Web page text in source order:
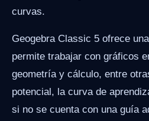
curvas.
Geogebra Classic 5 ofrece
permite trabajar con gráficos
geometría y cálculo, entre
potencial, la curva de
si no se cuenta con una guía